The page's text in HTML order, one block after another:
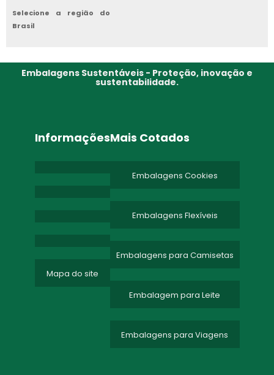
EMBALAGEM A VACUO PARA QUEIJO
EMBALAGEM EM POLIPROPILENO
Selecione a região do
Brasil
Embalagens Sustentáveis - Proteção, inovação e
sustentabilidade.
Informações
Mapa do site
Mais Cotados
Embalagens Cookies
Embalagens Flexíveis
Embalagens para Camisetas
Embalagem para Leite
Embalagens para Viagens